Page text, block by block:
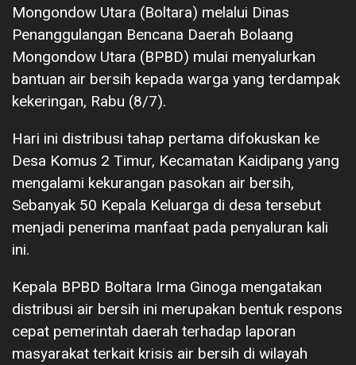
Mongondow Utara (Boltara) melalui Dinas
Penanggulangan Bencana Daerah Bolaang
Mongondow Utara (BPBD) mulai menyalurkan
bantuan air bersih kepada warga yang terdampak
kekeringan, Rabu (8/7).
Hari ini distribusi tahap pertama difokuskan ke
Desa Komus 2 Timur, Kecamatan Kaidipang yang
mengalami kekurangan pasokan air bersih,
Sebanyak 50 Kepala Keluarga di desa tersebut
menjadi penerima manfaat pada penyaluran kali
ini.
Kepala BPBD Boltara Irma Ginoga mengatakan
distribusi air bersih ini merupakan bentuk respons
cepat pemerintah daerah terhadap laporan
masyarakat terkait krisis air bersih di wilayah